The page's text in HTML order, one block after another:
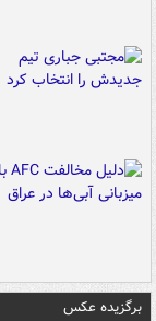
برگزیده عکس